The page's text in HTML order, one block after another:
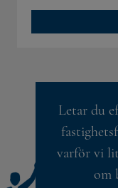
Letar du
varför vi
om